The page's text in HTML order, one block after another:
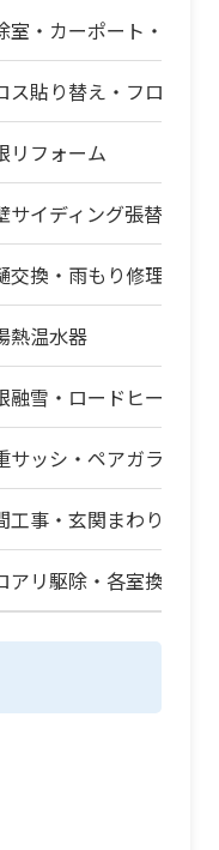
室・カーポート・フェ
ス貼り替え・フローリ
リフォーム
サイディング張替・塗
交換・雨もり修理
熱温水器
融雪・ロードヒーティ
サッシ・ペアガラス・
工事・玄関まわり外構
アリ駆除・各室換気扇